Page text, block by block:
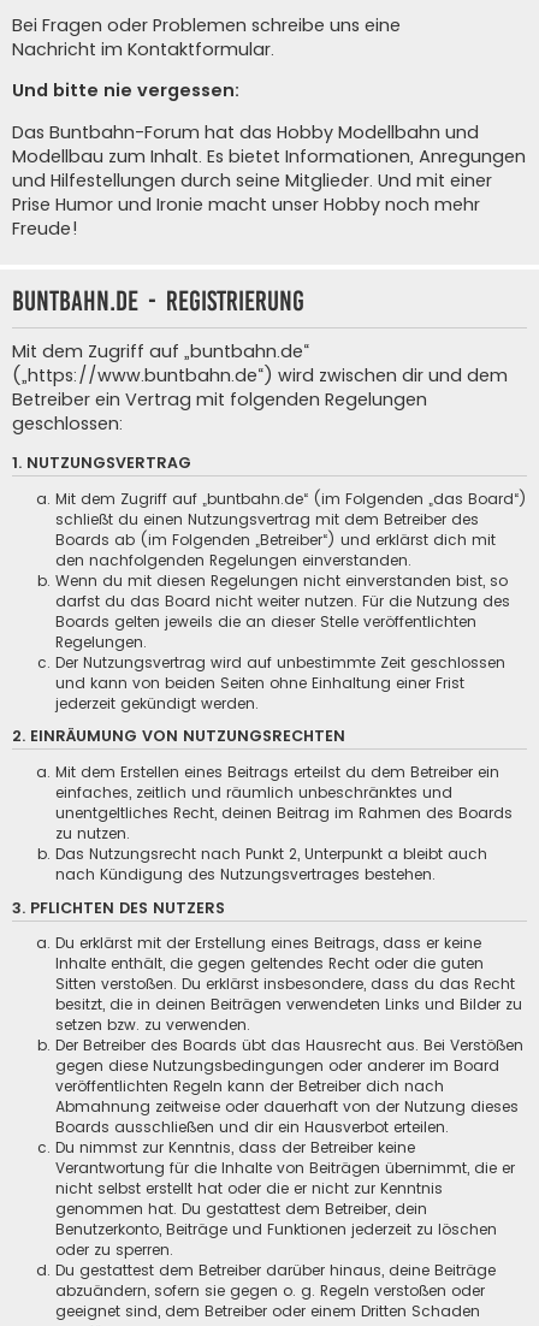
Bei Fragen oder Problemen schreibe uns eine
Nachricht im Kontaktformular.
Und bitte nie vergessen:
Das Buntbahn-Forum hat das Hobby Modellbahn und
Modellbau zum Inhalt. Es bietet Informationen, Anregungen
und Hilfestellungen durch seine Mitglieder. Und mit einer
Prise Humor und Ironie macht unser Hobby noch mehr
Freude!
buntbahn.de - Registrierung
Mit dem Zugriff auf „buntbahn.de“
(„https://www.buntbahn.de“) wird zwischen dir und dem
Betreiber ein Vertrag mit folgenden Regelungen
geschlossen:
1. NUTZUNGSVERTRAG
Mit dem Zugriff auf „buntbahn.de“ (im Folgenden „das Board“)
schließt du einen Nutzungsvertrag mit dem Betreiber des
Boards ab (im Folgenden „Betreiber“) und erklärst dich mit
den nachfolgenden Regelungen einverstanden.
Wenn du mit diesen Regelungen nicht einverstanden bist, so
darfst du das Board nicht weiter nutzen. Für die Nutzung des
Boards gelten jeweils die an dieser Stelle veröffentlichten
Regelungen.
Der Nutzungsvertrag wird auf unbestimmte Zeit geschlossen
und kann von beiden Seiten ohne Einhaltung einer Frist
jederzeit gekündigt werden.
2. EINRÄUMUNG VON NUTZUNGSRECHTEN
Mit dem Erstellen eines Beitrags erteilst du dem Betreiber ein
einfaches, zeitlich und räumlich unbeschränktes und
unentgeltliches Recht, deinen Beitrag im Rahmen des Boards
zu nutzen.
Das Nutzungsrecht nach Punkt 2, Unterpunkt a bleibt auch
nach Kündigung des Nutzungsvertrages bestehen.
3. PFLICHTEN DES NUTZERS
Du erklärst mit der Erstellung eines Beitrags, dass er keine
Inhalte enthält, die gegen geltendes Recht oder die guten
Sitten verstoßen. Du erklärst insbesondere, dass du das Recht
besitzt, die in deinen Beiträgen verwendeten Links und Bilder zu
setzen bzw. zu verwenden.
Der Betreiber des Boards übt das Hausrecht aus. Bei Verstößen
gegen diese Nutzungsbedingungen oder anderer im Board
veröffentlichten Regeln kann der Betreiber dich nach
Abmahnung zeitweise oder dauerhaft von der Nutzung dieses
Boards ausschließen und dir ein Hausverbot erteilen.
Du nimmst zur Kenntnis, dass der Betreiber keine
Verantwortung für die Inhalte von Beiträgen übernimmt, die er
nicht selbst erstellt hat oder die er nicht zur Kenntnis
genommen hat. Du gestattest dem Betreiber, dein
Benutzerkonto, Beiträge und Funktionen jederzeit zu löschen
oder zu sperren.
Du gestattest dem Betreiber darüber hinaus, deine Beiträge
abzuändern, sofern sie gegen o. g. Regeln verstoßen oder
geeignet sind, dem Betreiber oder einem Dritten Schaden